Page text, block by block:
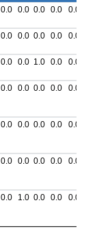
0.0 0.0 0.0 0.0 0.0
0.0 0.0 0.0 0.0 0.0
0.0 0.0 1.0 0.0 0.0
0.0 0.0 0.0 0.0 0.0
0.0 0.0 0.0 0.0 0.0
0.0 0.0 0.0 0.0 0.0
0.0 1.0 0.0 0.0 0.0